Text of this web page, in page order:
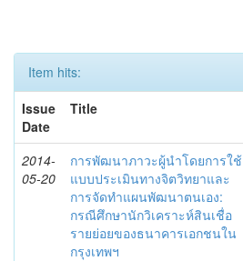
Item hits:
Issue
Date
Title
2014-
05-20
การพัฒนาภาวะผู้นำโดยการใช้
แบบประเมินทางจิตวิทยาและ
การจัดทำแผนพัฒนาตนเอง:
กรณีศึกษานักวิเคราะห์สินเชื่อ
รายย่อยของธนาคารเอกชนใน
กรุงเทพฯ